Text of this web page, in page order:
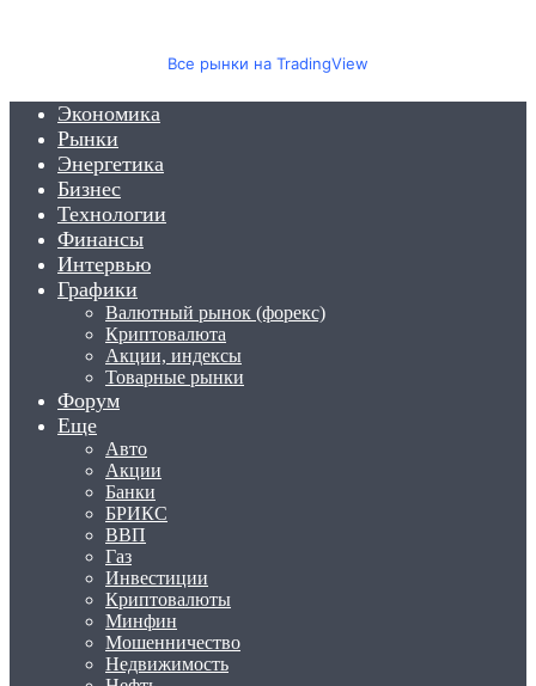
Все рынки на TradingView
Экономика
Рынки
Энергетика
Бизнес
Технологии
Финансы
Интервью
Графики
Валютный рынок (форекс)
Криптовалюта
Акции, индексы
Товарные рынки
Форум
Еще
Авто
Акции
Банки
БРИКС
ВВП
Газ
Инвестиции
Криптовалюты
Минфин
Мошенничество
Недвижимость